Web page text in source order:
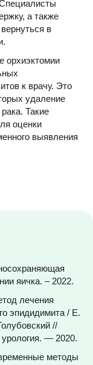
а также
в
орхиэктомии
к врачу. Это
удаление
Такие
оценки
выявления
яичка. – 2022.
лечения
эпидидимита / Е.
//
— 2020.
методы